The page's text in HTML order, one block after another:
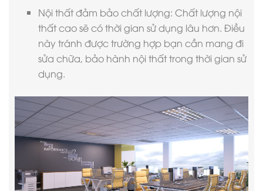
Nội thất đảm bảo chất lượng: Chất lượng nội
thất cao sẽ có thời gian sử dụng lâu hơn. Điều
này tránh được trường hợp bạn cần mang đi
sửa chữa, bảo hành nội thất trong thời gian sử
dụng.